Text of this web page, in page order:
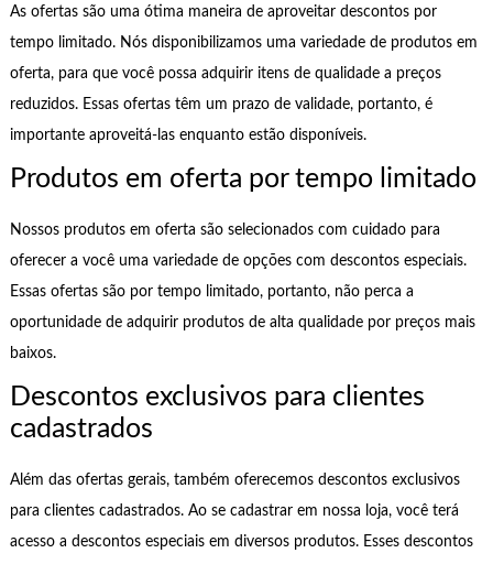
As ofertas são uma ótima maneira de aproveitar descontos por
tempo limitado. Nós disponibilizamos uma variedade de produtos em
oferta, para que você possa adquirir itens de qualidade a preços
reduzidos. Essas ofertas têm um prazo de validade, portanto, é
importante aproveitá-las enquanto estão disponíveis.
Produtos em oferta por tempo limitado
Nossos produtos em oferta são selecionados com cuidado para
oferecer a você uma variedade de opções com descontos especiais.
Essas ofertas são por tempo limitado, portanto, não perca a
oportunidade de adquirir produtos de alta qualidade por preços mais
baixos.
Descontos exclusivos para clientes
cadastrados
Além das ofertas gerais, também oferecemos descontos exclusivos
para clientes cadastrados. Ao se cadastrar em nossa loja, você terá
acesso a descontos especiais em diversos produtos. Esses descontos